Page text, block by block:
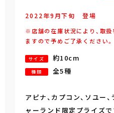
2022年9 月下旬 登場
※店舗の在庫状況により、取
ますので予めご了承ください。
サイズ 約10cm
種類 全5種
アピナ、カプコン、ソユー
ャーランド限定プライズで